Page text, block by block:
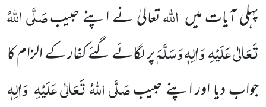
پہلی آیات میں اللّٰہتعالیٰ نے اپنے حبیبصَلَّی اللّٰہُ
تَعَالٰی عَلَیْہِوَاٰلِہٖوَسَلَّمَپر لگائے گئے کفارکے الزام کا
جواب دیا اور اپنے حبیبصَلَّی اللّٰہُ تَعَالٰی عَلَیْہِ وَاٰلِہٖ